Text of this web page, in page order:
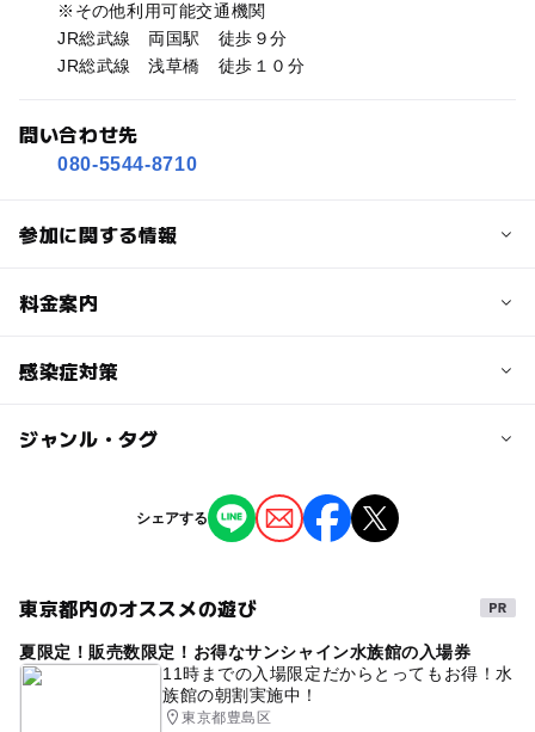
※その他利用可能交通機関
JR総武線 両国駅 徒歩９分
JR総武線 浅草橋 徒歩１０分
問い合わせ先
080-5544-8710
参加に関する情報
定員
中学生･高校生大人
予約必要
最終応募締切 2026-2-13(金)
料金案内
子供の料金
1.5時間コース 3,000円
2時間コース 4,000円
3,000円
大人の料金詳細
1.5時間コース 3,000円
感染症対策
・少人数制です。
・咳・くしゃみの症状がある方はマスクの着用を必須とさ
せて頂きます。
（お持ちでない場合は差し上げます）
ジャンル・タグ
季節のイベント
タグ
UVレジン レジンワークショップ レジン
バレンタイン
シェアする
東京都内のオススメの遊び
夏限定！販売数限定！お得なサンシャイン水族館の入場券
11時までの入場限定だからとってもお得！水
族館の朝割実施中！
東京都豊島区